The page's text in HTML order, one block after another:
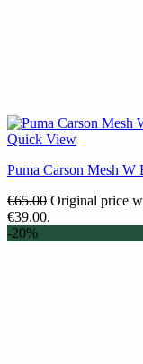
Quick View
Puma Carson Mesh W
€65.00 Original price
€39.00.
-20%